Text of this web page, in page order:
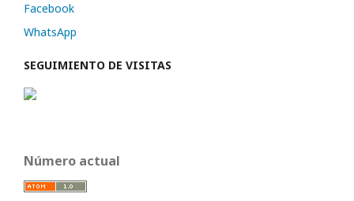
Facebook
WhatsApp
SEGUIMIENTO DE VISITAS
Número actual